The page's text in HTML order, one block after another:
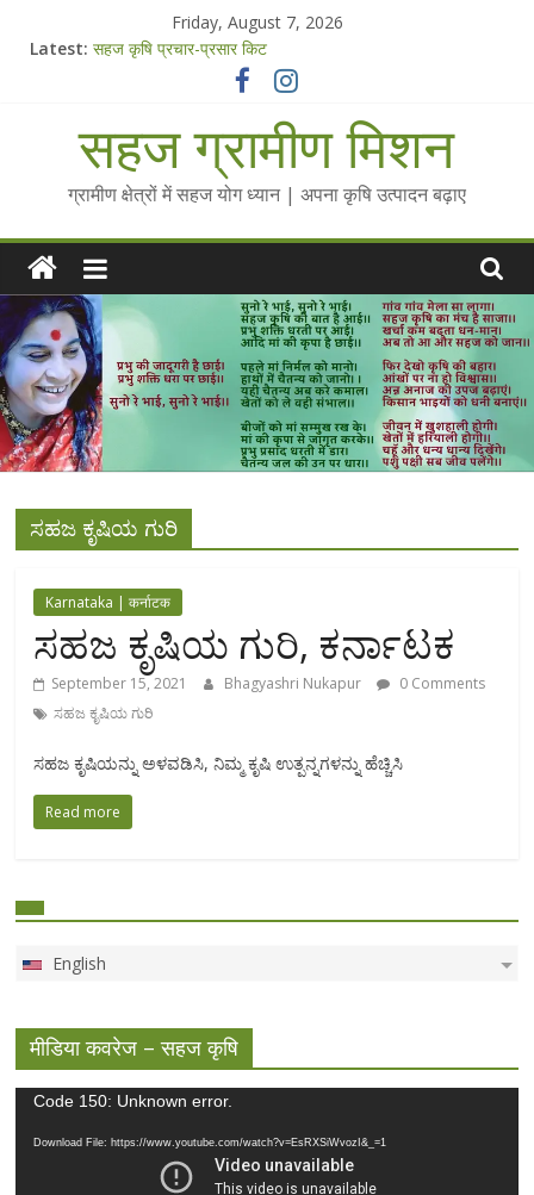
Friday, August 7, 2026
Latest: सहज कृषि प्रचार-प्रसार किट
Standee Designs @ 2025 for Sahaj Krishi Promotions
Chalo Gaon Ki Or Abhiyaan - 2025-26
Collected Talks on Vibrated Water
सहज ग्रामीण मिशन
ग्रामीण क्षेत्रों में सहज योग ध्यान | अपना कृषि उत्पादन बढ़ाए
ಸಹಜ ಕೃಷಿಯ ಗುರಿ
Karnataka | कर्नाटक
ಸಹಜ ಕೃಷಿಯ ಗುರಿ, ಕರ್ನಾಟಕ
September 15, 2021 Bhagyashri Nukapur
0 Comments
ಸಹಜ ಕೃಷಿಯ ಗುರಿ
ಸಹಜ ಕೃಷಿಯನ್ನು ಅಳವಡಿಸಿ, ನಿಮ್ಮ ಕೃಷಿ ಉತ್ಪನ್ನಗಳನ್ನು ಹೆಚ್ಚಿಸಿ
Read more
English
मीडिया कवरेज – सहज कृषि
Video
Code 150: Unknown error.
Download File: https://www.youtube.com/watch?v=EsRXSiWvozI&_=1